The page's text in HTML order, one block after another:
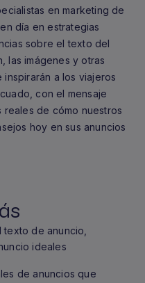
en marketing de
día en estrategias
sobre el texto del
las imágenes y otras
a los viajeros
con el mensaje
reales de cómo nuestros
hoy en sus anuncios
de anuncio,
ideales
de anuncios que